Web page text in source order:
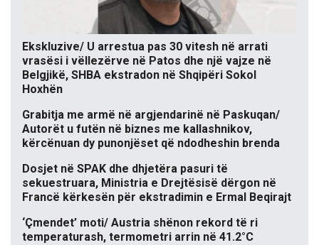
Ekskluzive/ U arrestua pas 30 vitesh në arrati
vrasësi i vëllezërve në Patos dhe një vajze në
Belgjikë, SHBA ekstradon në Shqipëri Sokol
Hoxhën
Grabitja me armë në argjendarinë në Paskuqan/
Autorët u futën në biznes me kallashnikov,
kërcënuan dy punonjëset që ndodheshin brenda
Dosjet në SPAK dhe dhjetëra pasuri të
sekuestruara, Ministria e Drejtësisë dërgon në
Francë kërkesën për ekstradimin e Ermal Beqirajt
‘Çmendet’ moti/ Austria shënon rekord të ri
temperaturash, termometri arrin në 41.2°C